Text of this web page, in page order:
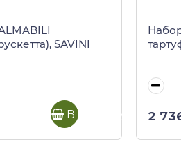
SAVINI
В корзину 2